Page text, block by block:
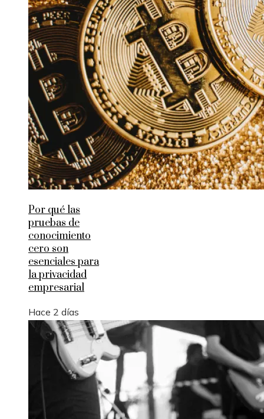
Por qué las
pruebas de
conocimiento
cero son
esenciales para
la privacidad
empresarial
Hace 2 días